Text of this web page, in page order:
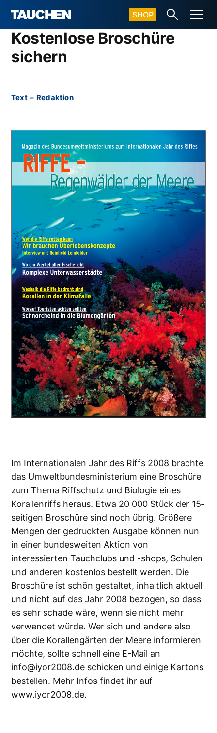
SHOP
Kostenlose Broschüre
sichern
Text – Redaktion
Im Internationalen Jahr des Riffs 2008 brachte
das Umweltbundesministerium eine Broschüre
zum Thema Riffschutz und Biologie eines
Korallenriffs heraus. Etwa 20 000 Stück der 15-
seitigen Broschüre sind noch übrig. Größere
Mengen der gedruckten Ausgabe können nun
in einer bundesweiten Aktion von
interessierten Tauchclubs und -shops, Schulen
und anderen kostenlos bestellt werden. Die
Broschüre ist schön gestaltet, inhaltlich aktuell
und nicht auf das Jahr 2008 bezogen, so dass
es sehr schade wäre, wenn sie nicht mehr
verwendet würde. Wer sich und andere also
über die Korallengärten der Meere informieren
möchte, sollte schnell eine E-Mail an
info@iyor2008.de schicken und einige Kartons
bestellen. Mehr Infos findet ihr auf
www.iyor2008.de.